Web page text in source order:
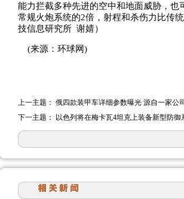
能力拦截多种先进的空中和地面威胁，
常规火炮系统的2倍，射程和杀伤力比传
技信息研究所 谢婧）
(来源：环球网)
上一主题： 俄四款装甲车详细参数曝光 源自一家公
下一主题：
以色列将在梅卡瓦4坦克上装备新型防御